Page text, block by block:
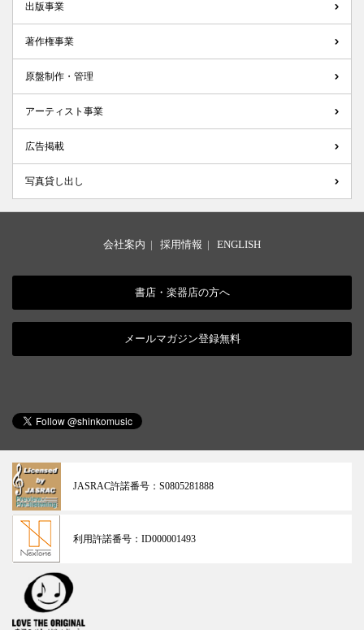
出版事業
著作権事業
原盤制作・管理
アーティスト事業
広告掲載
写真貸し出し
会社案内 | 採用情報 | ENGLISH
書店・楽器店の方へ
メールマガジン登録無料
JASRAC許諾番号： S0805281888
利用許諾番号： ID000001493